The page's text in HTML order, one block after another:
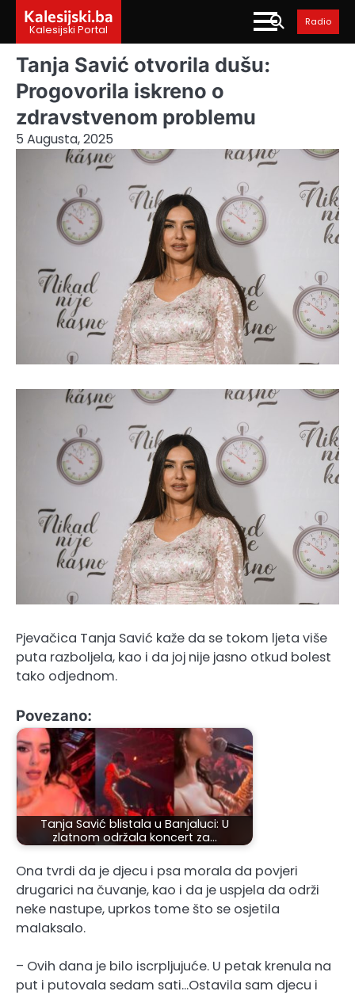
content
Kalesijski.ba
Kalesijski Portal
Radio
Tanja Savić otvorila dušu:
Progovorila iskreno o
zdravstvenom problemu
5 Augusta, 2025
Pjevačica Tanja Savić kaže da se tokom ljeta više
puta razboljela, kao i da joj nije jasno otkud bolest
tako odjednom.
Povezano:
Tanja Savić blistala u Banjaluci: U
zlatnom održala koncert za…
Ona tvrdi da je djecu i psa morala da povjeri
drugarici na čuvanje, kao i da je uspjela da održi
neke nastupe, uprkos tome što se osjetila
malaksalo.
– Ovih dana je bilo iscrpljujuće. U petak krenula na
put i putovala sedam sati…Ostavila sam djecu i